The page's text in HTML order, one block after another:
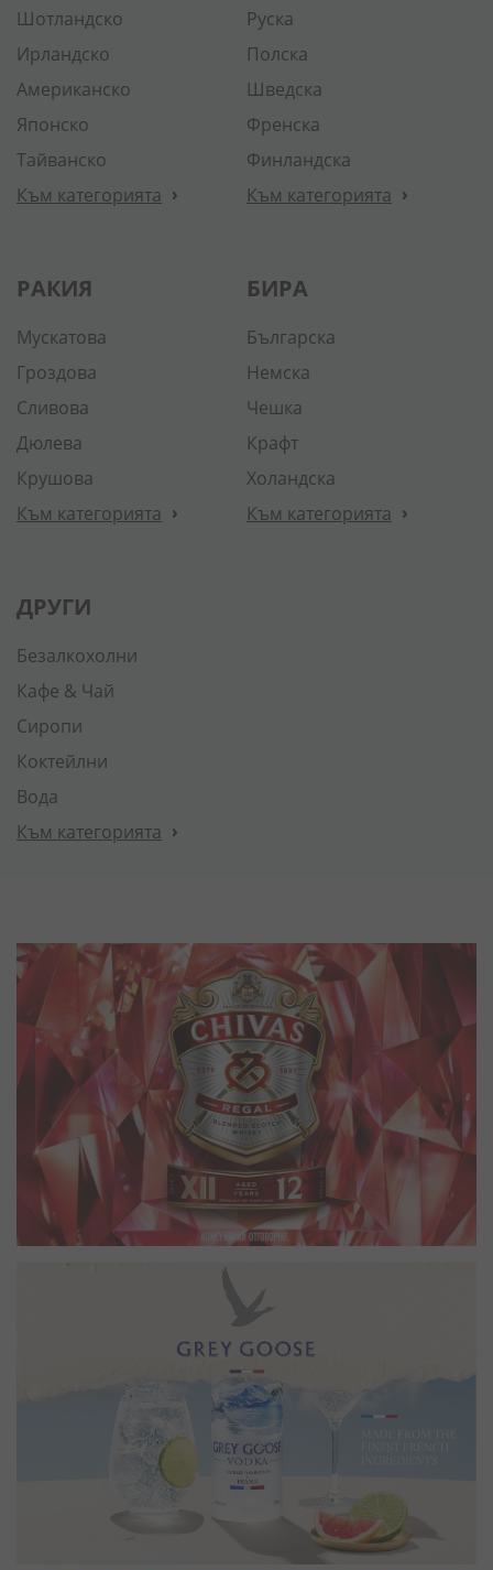
Шотландско
Ирландско
Американско
Японско
Тайванско
Към категорията
Руска
Полска
Шведска
Френска
Финландска
Към категорията
РАКИЯ
Мускатова
Гроздова
Сливова
Дюлева
Крушова
Към категорията
БИРА
Българска
Немска
Чешка
Крафт
Холандска
Към категорията
ДРУГИ
Безалкохолни
Кафе & Чай
Сиропи
Коктейлни
Вода
Към категорията